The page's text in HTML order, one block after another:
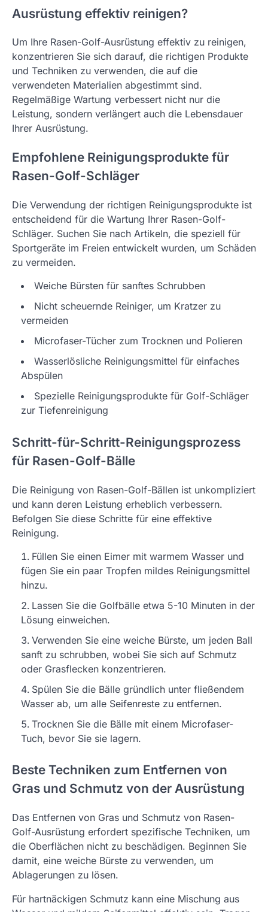
Ausrüstung effektiv reinigen?
Um Ihre Rasen-Golf-Ausrüstung effektiv zu reinigen,
konzentrieren Sie sich darauf, die richtigen Produkte
und Techniken zu verwenden, die auf die
verwendeten Materialien abgestimmt sind.
Regelmäßige Wartung verbessert nicht nur die
Leistung, sondern verlängert auch die Lebensdauer
Ihrer Ausrüstung.
Empfohlene Reinigungsprodukte für
Rasen-Golf-Schläger
Die Verwendung der richtigen Reinigungsprodukte ist
entscheidend für die Wartung Ihrer Rasen-Golf-
Schläger. Suchen Sie nach Artikeln, die speziell für
Sportgeräte im Freien entwickelt wurden, um Schäden
zu vermeiden.
Weiche Bürsten für sanftes Schrubben
Nicht scheuernde Reiniger, um Kratzer zu
vermeiden
Microfaser-Tücher zum Trocknen und Polieren
Wasserlösliche Reinigungsmittel für einfaches
Abspülen
Spezielle Reinigungsprodukte für Golf-Schläger
zur Tiefenreinigung
Schritt-für-Schritt-Reinigungsprozess
für Rasen-Golf-Bälle
Die Reinigung von Rasen-Golf-Bällen ist unkompliziert
und kann deren Leistung erheblich verbessern.
Befolgen Sie diese Schritte für eine effektive
Reinigung.
Füllen Sie einen Eimer mit warmem Wasser und
fügen Sie ein paar Tropfen mildes Reinigungsmittel
hinzu.
Lassen Sie die Golfbälle etwa 5-10 Minuten in der
Lösung einweichen.
Verwenden Sie eine weiche Bürste, um jeden Ball
sanft zu schrubben, wobei Sie sich auf Schmutz
oder Grasflecken konzentrieren.
Spülen Sie die Bälle gründlich unter fließendem
Wasser ab, um alle Seifenreste zu entfernen.
Trocknen Sie die Bälle mit einem Microfaser-
Tuch, bevor Sie sie lagern.
Beste Techniken zum Entfernen von
Gras und Schmutz von der Ausrüstung
Das Entfernen von Gras und Schmutz von Rasen-
Golf-Ausrüstung erfordert spezifische Techniken, um
die Oberflächen nicht zu beschädigen. Beginnen Sie
damit, eine weiche Bürste zu verwenden, um
Ablagerungen zu lösen.
Für hartnäckigen Schmutz kann eine Mischung aus